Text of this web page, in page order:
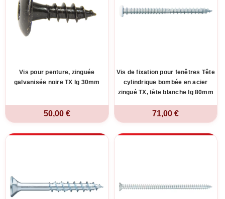
Vis pour penture, zinguée
galvanisée noire TX lg 30mm
50,00 €
Vis de fixation pour fenêtres Tête
cylindrique bombée en acier
zingué TX, tête blanche lg 80mm
71,00 €